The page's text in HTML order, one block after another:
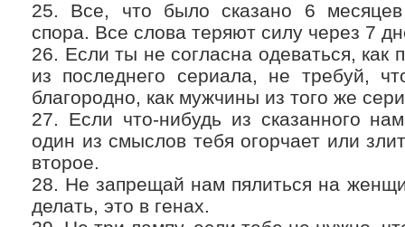
25. Все, что было сказано 6
спора. Все слова теряют силу через 7
26. Если ты не согласна одеваться,
из последнего сериала, не требуй,
благородно, как мужчины из того же
27. Если что-нибудь из сказанного
один из смыслов тебя огорчает или
второе.
28. Не запрещай нам пялиться на
делать, это в генах.